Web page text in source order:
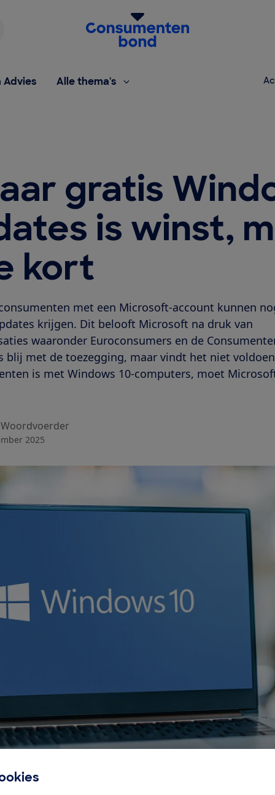
Homepage van de Consumentenbond
Advies Alle thema's
gratis
is winst,
kort
met een Microsoft-account kunnen
krijgen. Dit belooft Microsoft na druk van
waaronder Euroconsumers en de
blij met de toezegging, maar vindt het niet
is met Windows 10-computers, moet
Woordvoerder
2025